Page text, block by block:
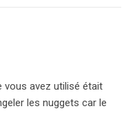
vous avez utilisé était
les nuggets car le